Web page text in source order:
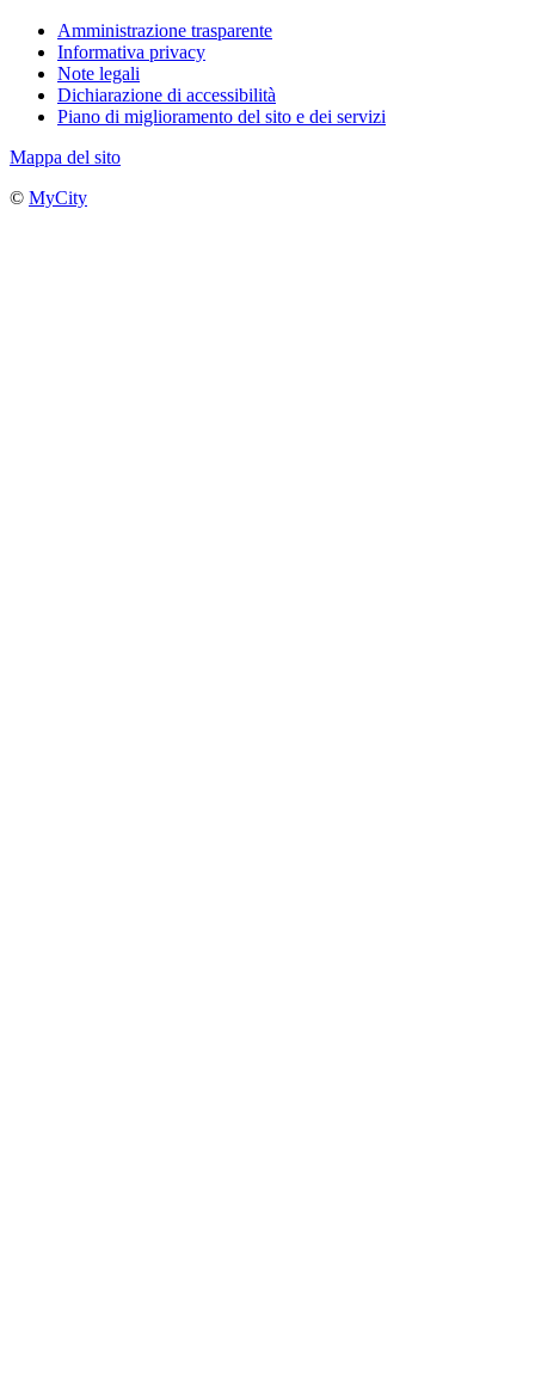
Amministrazione trasparente
Informativa privacy
Note legali
Dichiarazione di accessibilità
Piano di miglioramento del sito e dei servizi
Mappa del sito
© MyCity